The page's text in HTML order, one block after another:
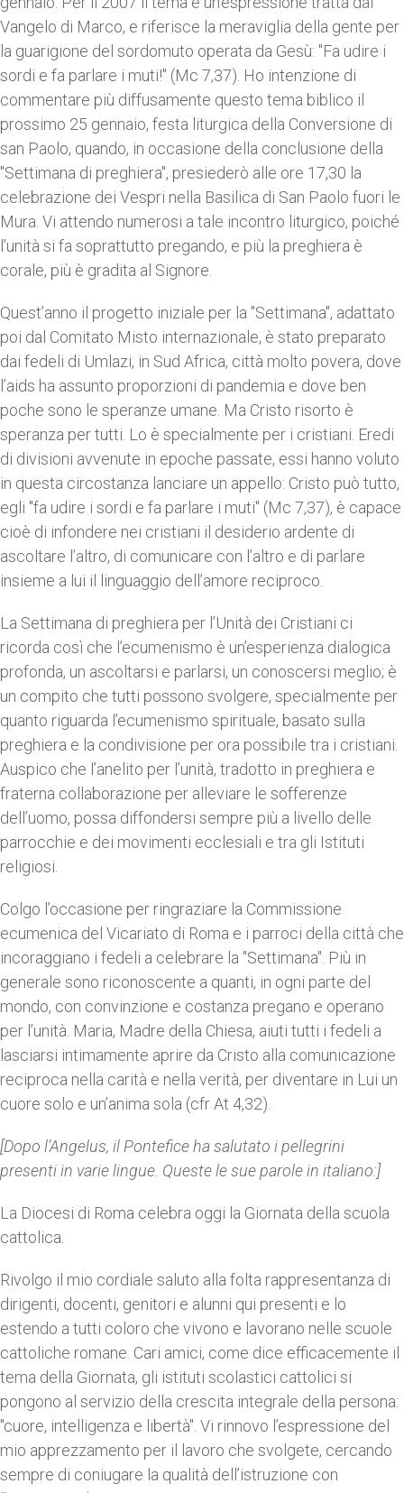
Vangelo di Marco, e riferisce la meraviglia della gente per
la guarigione del sordomuto operata da Gesù: "Fa udire i
sordi e fa parlare i muti!" (Mc 7,37). Ho intenzione di
commentare più diffusamente questo tema biblico il
prossimo 25 gennaio, festa liturgica della Conversione di
san Paolo, quando, in occasione della conclusione della
"Settimana di preghiera", presiederò alle ore 17,30 la
celebrazione dei Vespri nella Basilica di San Paolo fuori le
Mura. Vi attendo numerosi a tale incontro liturgico, poiché
l’unità si fa soprattutto pregando, e più la preghiera è
corale, più è gradita al Signore.
Quest’anno il progetto iniziale per la "Settimana", adattato
poi dal Comitato Misto internazionale, è stato preparato
dai fedeli di Umlazi, in Sud Africa, città molto povera, dove
l’aids ha assunto proporzioni di pandemia e dove ben
poche sono le speranze umane. Ma Cristo risorto è
speranza per tutti. Lo è specialmente per i cristiani. Eredi
di divisioni avvenute in epoche passate, essi hanno voluto
in questa circostanza lanciare un appello: Cristo può tutto,
egli "fa udire i sordi e fa parlare i muti" (Mc 7,37), è capace
cioè di infondere nei cristiani il desiderio ardente di
ascoltare l’altro, di comunicare con l’altro e di parlare
insieme a lui il linguaggio dell’amore reciproco.
La Settimana di preghiera per l’Unità dei Cristiani ci
ricorda così che l’ecumenismo è un’esperienza dialogica
profonda, un ascoltarsi e parlarsi, un conoscersi meglio; è
un compito che tutti possono svolgere, specialmente per
quanto riguarda l’ecumenismo spirituale, basato sulla
preghiera e la condivisione per ora possibile tra i cristiani.
Auspico che l’anelito per l’unità, tradotto in preghiera e
fraterna collaborazione per alleviare le sofferenze
dell’uomo, possa diffondersi sempre più a livello delle
parrocchie e dei movimenti ecclesiali e tra gli Istituti
religiosi.
Colgo l’occasione per ringraziare la Commissione
ecumenica del Vicariato di Roma e i parroci della città che
incoraggiano i fedeli a celebrare la "Settimana". Più in
generale sono riconoscente a quanti, in ogni parte del
mondo, con convinzione e costanza pregano e operano
per l’unità. Maria, Madre della Chiesa, aiuti tutti i fedeli a
lasciarsi intimamente aprire da Cristo alla comunicazione
reciproca nella carità e nella verità, per diventare in Lui un
cuore solo e un’anima sola (cfr At 4,32).
[Dopo l’Angelus, il Pontefice ha salutato i pellegrini
presenti in varie lingue. Queste le sue parole in italiano:]
La Diocesi di Roma celebra oggi la Giornata della scuola
cattolica.
Rivolgo il mio cordiale saluto alla folta rappresentanza di
dirigenti, docenti, genitori e alunni qui presenti e lo
estendo a tutti coloro che vivono e lavorano nelle scuole
cattoliche romane. Cari amici, come dice efficacemente il
tema della Giornata, gli istituti scolastici cattolici si
pongono al servizio della crescita integrale della persona:
"cuore, intelligenza e libertà". Vi rinnovo l’espressione del
mio apprezzamento per il lavoro che svolgete, cercando
sempre di coniugare la qualità dell’istruzione con